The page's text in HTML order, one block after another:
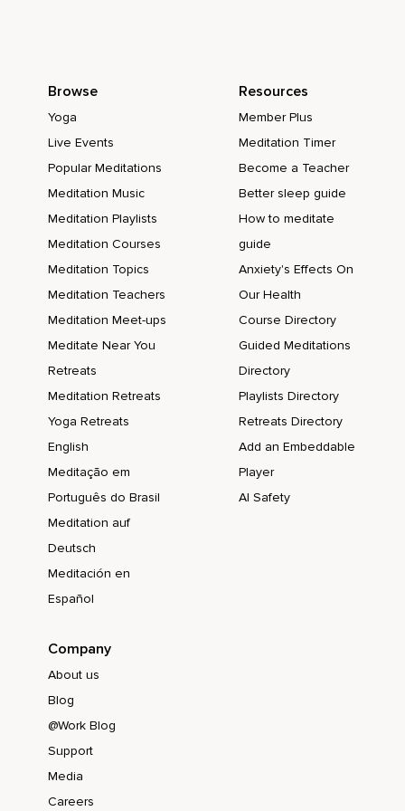
Browse
Yoga
Live Events
Popular Meditations
Meditation Music
Meditation Playlists
Meditation Courses
Meditation Topics
Meditation Teachers
Meditation Meet-ups
Meditate Near You
Retreats
Meditation Retreats
Yoga Retreats
English
Meditação em
Português do Brasil
Meditation auf
Deutsch
Meditación en
Español
Resources
Member Plus
Meditation Timer
Become a Teacher
Better sleep guide
How to meditate
guide
Anxiety's Effects On
Our Health
Course Directory
Guided Meditations
Directory
Playlists Directory
Retreats Directory
Add an Embeddable
Player
AI Safety
Company
About us
Blog
@Work Blog
Support
Media
Careers